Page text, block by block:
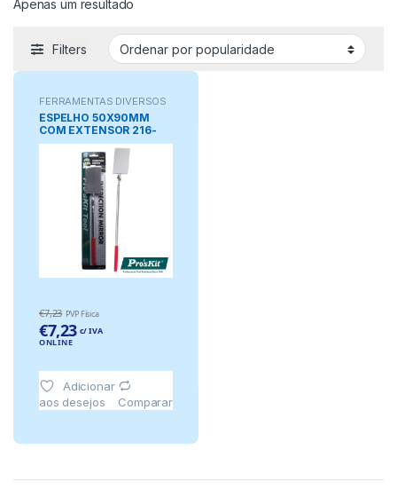
Apenas um resultado
Filters
FERRAMENTAS DIVERSOS
ESPELHO 50X90MM
COM EXTENSOR 216-
490MM PROSKIT
€7,23 PVP Física
€7,23 c/ IVA
ONLINE
Adicionar
aos desejos
Comparar